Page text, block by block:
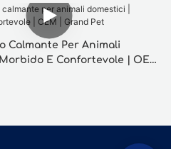
Calmante Per Animali
E Confortevole | OEM